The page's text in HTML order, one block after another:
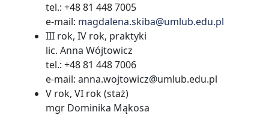
tel.: +48 81 448 7005
e-mail: magdalena.skiba@umlub.edu.pl
III rok, IV rok, praktyki
lic. Anna Wójtowicz
tel.: +48 81 448 7006
e-mail: anna.wojtowicz@umlub.edu.pl
V rok, VI rok (staż)
mgr Dominika Mąkosa